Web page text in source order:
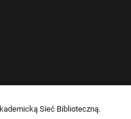
Sieć Biblioteczną.